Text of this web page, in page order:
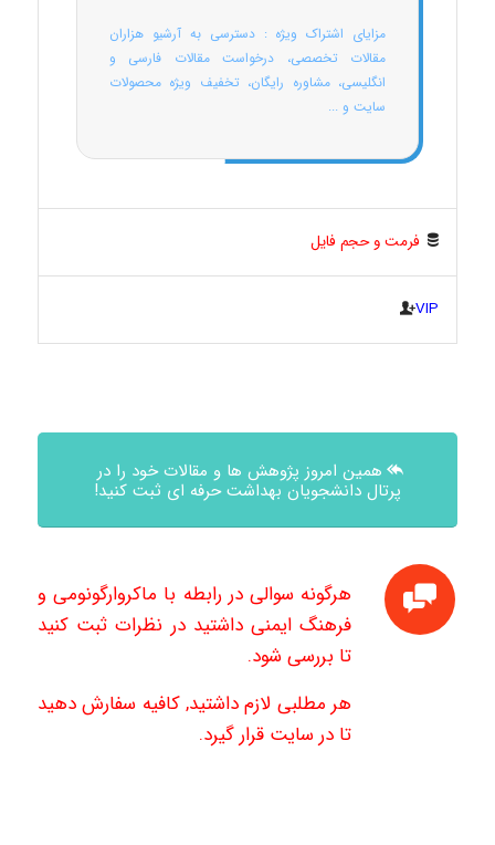
مزایای اشتراک ویژه : دسترسی به آرشیو هزاران
مقالات تخصصی، درخواست مقالات فارسی و
انگلیسی، مشاوره رایگان، تخفیف ویژه محصولات
سایت و ...
فرمت و حجم فایل
VIP
همین امروز پژوهش ها و مقالات خود را در
پرتال دانشجویان بهداشت حرفه ای ثبت کنید!
هرگونه سوالی در رابطه با ماکروارگونومی و
فرهنگ ایمنی داشتید در نظرات ثبت کنید
تا بررسی شود.
هر مطلبی لازم داشتید, کافیه سفارش دهید
تا در سایت قرار گیرد.